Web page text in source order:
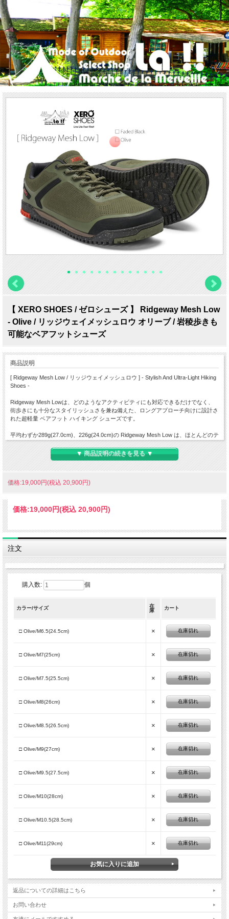
【 XERO SHOES / ゼロシューズ 】 Ridgeway Mesh Low
- Olive / リッジウェイメッシュロウ オリーブ / 岩稜歩きも
可能なベアフットシューズ
商品説明
[ Ridgeway Mesh Low / リッジウェイメッシュロウ ] - Stylish And Ultra-Light Hiking
Shoes -
Ridgeway Mesh Lowは、どのようなアクティビティにも対応できるだけでなく、
街歩きにも十分なスタイリッシュさを兼ね備えた、ロングアプローチ向けに設計さ
れた超軽量 ベアフット ハイキング シューズです。
平均わずか289g(27.0cm)、226g(24.0cm)の Ridgeway Mesh Low は、ほとんどのテ
クニカルシューズやランニングシューズよりも軽量です。
ベアフットにしては分厚いミッドソールのように見えますが、凹凸を均一にする為
のトレイルフォームレイヤーをアッパーに巻き付けている為です。
そのアグレッシブなソールパターンは、トレイルでの安定したトラクションを確保
も可能です。
今までの Xero Shoes に期待される自然な足の動きと柔軟性はそのままに、
・シームレスなサイドウォール
・2層からなるトゥキャップによる保護
・ホールド力の高いヒールカウンター
など、軽量性、快適性、耐久性を再定義するような、次世代の多目的ベアフット
●Key Features
・片足、わずか289.1g（27.0cm）程の超軽量シューズ
●Figures
- ソール厚：スタックハイト:16.0mm(ソール:10.5mm インソール:3.0mm ストロー
- サイズ：（M's) / M6.5 (24.5cm) &#12316; M11 (29.0cm) 0.5cm 刻み
▼ 商品説明の続きを見る ▼
価格:19,000円(税込 20,900円)
価格:19,000円(税込 20,900円)
注文
購入数: 個
カラー/サイズ
在
庫
カート
□ Olive/M6.5(24.5cm) × 在庫切れ
□ Olive/M7(25cm) × 在庫切れ
□ Olive/M7.5(25.5cm) × 在庫切れ
□ Olive/M8(26cm) × 在庫切れ
□ Olive/M8.5(26.5cm) × 在庫切れ
□ Olive/M9(27cm) × 在庫切れ
□ Olive/M9.5(27.5cm) × 在庫切れ
□ Olive/M10(28cm) × 在庫切れ
□ Olive/M10.5(28.5cm) × 在庫切れ
□ Olive/M11(29cm) × 在庫切れ
返品についての詳細はこちら
お問い合わせ